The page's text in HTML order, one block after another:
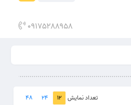
09175288958
تعداد نمایش 12
24
48